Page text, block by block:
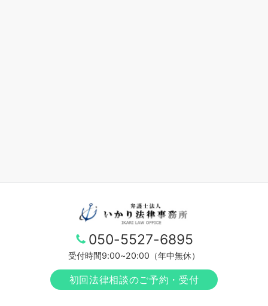
050-5527-6895
受付時間9:00~20:00（年中無休）
初回法律相談のご予約・受付